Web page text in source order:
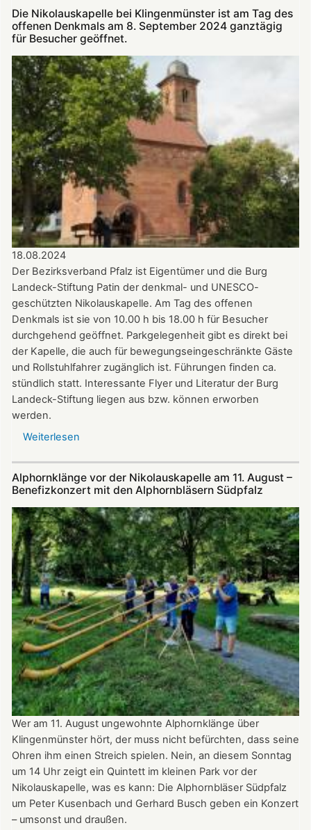
September:
„Troubadoure“
in
der
Nikolauskapelle
Die Nikolauskapelle bei Klingenmünster ist am Tag des
offenen Denkmals am 8. September 2024 ganztägig
für Besucher geöffnet.
18.08.2024
Der Bezirksverband Pfalz ist Eigentümer und die Burg
Landeck-Stiftung Patin der denkmal- und UNESCO-
geschützten Nikolauskapelle. Am Tag des offenen
Denkmals ist sie von 10.00 h bis 18.00 h für Besucher
durchgehend geöffnet. Parkgelegenheit gibt es direkt bei
der Kapelle, die auch für bewegungseingeschränkte Gäste
und Rollstuhlfahrer zugänglich ist. Führungen finden ca.
stündlich statt. Interessante Flyer und Literatur der Burg
Landeck-Stiftung liegen aus bzw. können erworben
werden.
Weiterlesen
bei
Klingenmünster
ist
am
Tag
des
offenen
Denkmals
am
8.
September
2024
ganztägig
für
Besucher
geöffnet.
Alphornklänge vor der Nikolauskapelle am 11. August –
Benefizkonzert mit den Alphornbläsern Südpfalz
Wer am 11. August ungewohnte Alphornklänge über
Klingenmünster hört, der muss nicht befürchten, dass seine
Ohren ihm einen Streich spielen. Nein, an diesem Sonntag
um 14 Uhr zeigt ein Quintett im kleinen Park vor der
Nikolauskapelle, was es kann: Die Alphornbläser Südpfalz
um Peter Kusenbach und Gerhard Busch geben ein Konzert
– umsonst und draußen.